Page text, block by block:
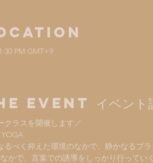
PM GMT+9
イベント
クラスを開催します／
るべく抑えた環境のなかで、静かなるプ
かで、言葉での誘導をしっかり行って